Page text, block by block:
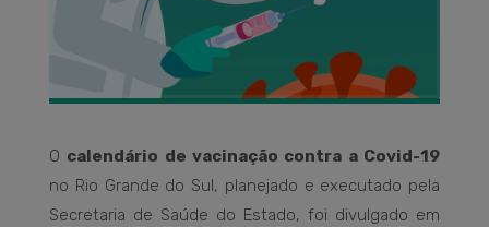
O calendário de vacinação contra a Covid-19
no Rio Grande do Sul, planejado e executado pela
Secretaria de Saúde do Estado, foi divulgado em